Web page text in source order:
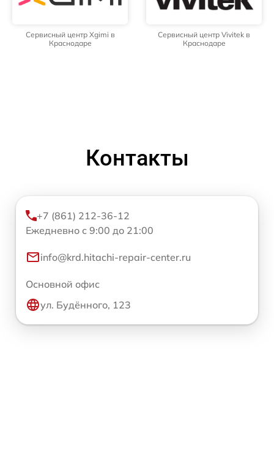
Сервисный центр Xgimi в
Краснодаре
Сервисный центр Vivitek в
Краснодаре
Контакты
+7 (861) 212-36-12
Ежедневно с 9:00 до 21:00
info@krd.hitachi-repair-center.ru
Основной офис
ул. Будённого, 123